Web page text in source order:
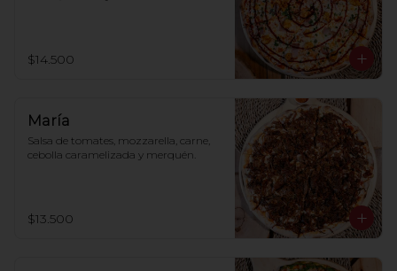
$14.500
María
Salsa de tomates, mozzarella, carne,
cebolla caramelizada y merquén.
$13.500